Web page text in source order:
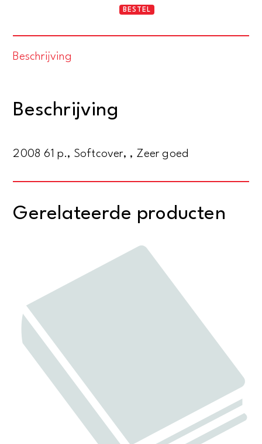
Mondig
aantal
BESTEL
Beschrijving
Beschrijving
2008 61 p., Softcover, , Zeer goed
Gerelateerde producten